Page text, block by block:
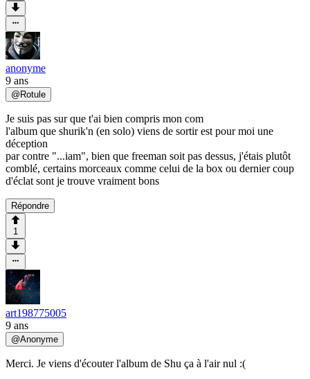
anonyme
9 ans
@ Rotule
Je suis pas sur que t'ai bien compris mon com
l'album que shurik'n (en solo) viens de sortir est pour moi une
déception
par contre "...iam", bien que freeman soit pas dessus, j'étais plutôt
comblé, certains morceaux comme celui de la box ou dernier coup
d'éclat sont je trouve vraiment bons
Répondre
1
art198775005
9 ans
@Anonyme
Merci. Je viens d'écouter l'album de Shu ça à l'air nul :(